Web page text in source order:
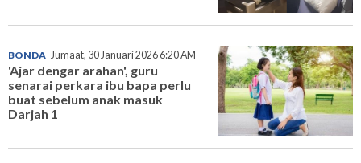
BONDA Jumaat, 30 Januari 2026 6:20 AM
'Ajar dengar arahan', guru
senarai perkara ibu bapa perlu
buat sebelum anak masuk
Darjah 1